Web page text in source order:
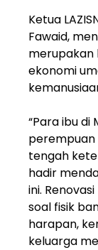
Ketua
Fawaid,
merupakan
ekonomi
“Para ibu
perempuan
tengah
hadir
ini.
soal fisik
harapan,
keluarga